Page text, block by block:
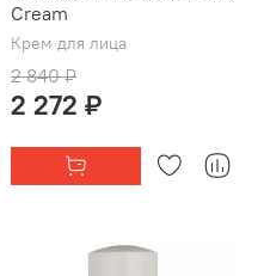
Cream
Крем для лица
2 840 ₽
2 272 ₽